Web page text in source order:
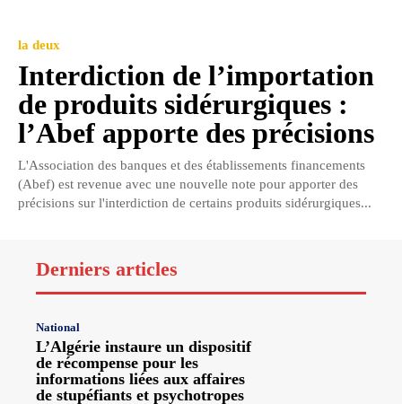
la deux
Interdiction de l’importation
de produits sidérurgiques :
l’Abef apporte des précisions
L'Association des banques et des établissements financements
(Abef) est revenue avec une nouvelle note pour apporter des
précisions sur l'interdiction de certains produits sidérurgiques...
Derniers articles
National
L’Algérie instaure un dispositif
de récompense pour les
informations liées aux affaires
de stupéfiants et psychotropes